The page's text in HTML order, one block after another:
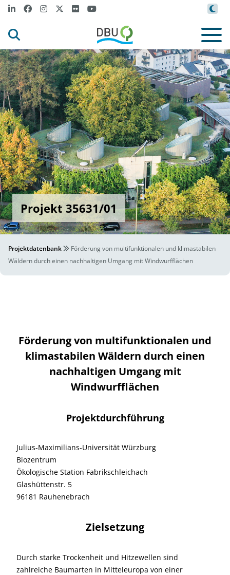
Projekt 35631/01
Projektdatenbank
Förderung von multifunktionalen und klimastabilen
Wäldern durch einen nachhaltigen Umgang mit Windwurfflächen
Förderung von multifunktionalen und
klimastabilen Wäldern durch einen
nachhaltigen Umgang mit
Windwurfflächen
Projektdurchführung
Julius-Maximilians-Universität Würzburg
Biozentrum
Ökologische Station Fabrikschleichach
Glashüttenstr. 5
96181 Rauhenebrach
Zielsetzung
Durch starke Trockenheit und Hitzewellen sind
zahlreiche Baumarten in Mitteleuropa von einer